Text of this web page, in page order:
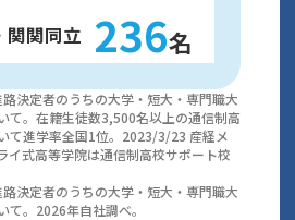
関関同立 236名
決定者のうちの大学・短大・専門職大
て。在籍⽣徒数3,500名以上の通信制⾼
て進学率全国1位。2023/3/23 産経メ
イ式⾼等学院は通信制⾼校サポート校
決定者のうちの大学・短大・専門職大
て。2026年自社調べ。